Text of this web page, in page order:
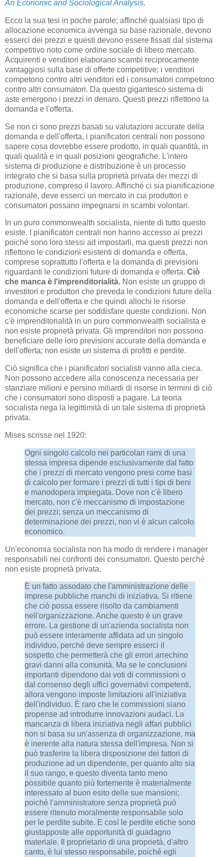
An Economic and Sociological Analysis.
Ecco la sua tesi in poche parole: affinché qualsiasi tipo di
allocazione economica avvenga su base razionale, devono
esserci dei prezzi e questi devono essere fissati dal sistema
competitivo noto come ordine sociale di libero mercato.
Acquirenti e venditori elaborano scambi reciprocamente
vantaggiosi sulla base di offerte competitive; i venditori
competono contro altri venditori ed i consumatori competono
contro altri consumatori. Da questo gigantesco sistema di
aste emergono i prezzi in denaro. Questi prezzi riflettono la
domanda e l'offerta.
Se non ci sono prezzi basati su valutazioni accurate della
domanda e dell'offerta, i pianificatori centrali non possono
sapere cosa dovrebbe essere prodotto, in quali quantità, in
quali qualità e in quali posizioni geografiche. L'intero
sistema di produzione e distribuzione è un processo
integrato che si basa sulla proprietà privata dei mezzi di
produzione, compreso il lavoro. Affinché ci sia pianificazione
razionale, deve esserci un mercato in cui produttori e
consumatori possano impegnarsi in scambi volontari.
In un puro commonwealth socialista, niente di tutto questo
esiste. I pianificatori centrali non hanno accesso ai prezzi
poiché sono loro stessi ad impostarli, ma questi prezzi non
riflettono le condizioni esistenti di domanda e offerta,
comprese soprattutto l'offerta e la domanda di previsioni
riguardanti le condizioni future di domanda e offerta. Ciò
che manca è l'imprenditorialità. Non esiste un gruppo di
investitori e produttori che preveda le condizioni future della
domanda e dell'offerta e che quindi allochi le risorse
economiche scarse per soddisfare queste condizioni. Non
c'è imprenditorialità in un puro commonwealth socialista e
non esiste proprietà privata. Gli imprenditori non possono
beneficiare delle loro previsioni accurate della domanda e
dell'offerta; non esiste un sistema di profitti e perdite.
Ciò significa che i pianificatori socialisti vanno alla cieca.
Non possono accedere alla conoscenza necessaria per
stanziare milioni e persino miliardi di risorse in termini di ciò
che i consumatori sono disposti a pagare. La teoria
socialista nega la legittimità di un tale sistema di proprietà
privata.
Mises scrisse nel 1920:
Ogni singolo calcolo nei particolari rami di una
stessa impresa dipende esclusivamente dal fatto
che i prezzi di mercato vengono presi come basi
di calcolo per formare i prezzi di tutti i tipi di beni
e manodopera impiegata. Dove non c'è libero
mercato, non c'è meccanismo di impostazione
dei prezzi; senza un meccanismo di
determinazione dei prezzi, non vi è alcun calcolo
economico.
Un'economia socialista non ha modo di rendere i manager
responsabili nei confronti dei consumatori. Questo perché
non esiste proprietà privata.
È un fatto assodato che l'amministrazione delle
imprese pubbliche manchi di iniziativa. Si ritiene
che ciò possa essere risolto da cambiamenti
nell'organizzazione. Anche questo è un grave
errore. La gestione di un'azienda socialista non
può essere interamente affidata ad un singolo
individuo, perché deve sempre esserci il
sospetto che permetterà che gli errori arrechino
gravi danni alla comunità. Ma se le conclusioni
importanti dipendono dai voti di commissioni o
dal consenso degli uffici governativi competenti,
allora vengono imposte limitazioni all'iniziativa
dell'individuo. È raro che le commissioni siano
propense ad introdurre innovazioni audaci. La
mancanza di libera iniziativa negli affari pubblici
non si basa su un'assenza di organizzazione, ma
è inerente alla natura stessa dell'impresa. Non si
può trasferire la libera disposizione dei fattori di
produzione ad un dipendente, per quanto alto sia
il suo rango, e questo diventa tanto meno
possibile quanto più fortemente è materialmente
interessato al buon esito delle sue mansioni;
poiché l'amministratore senza proprietà può
essere ritenuto moralmente responsabile solo
per le perdite subite. E così le perdite etiche sono
giustapposte alle opportunità di guadagno
materiale. Il proprietario di una proprietà, d'altro
canto, è lui stesso responsabile, poiché egli